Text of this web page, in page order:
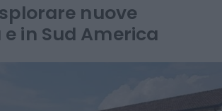
diffusione della
Fra dazi e tensioni
le vendite in Francia
nuove
in Sud America